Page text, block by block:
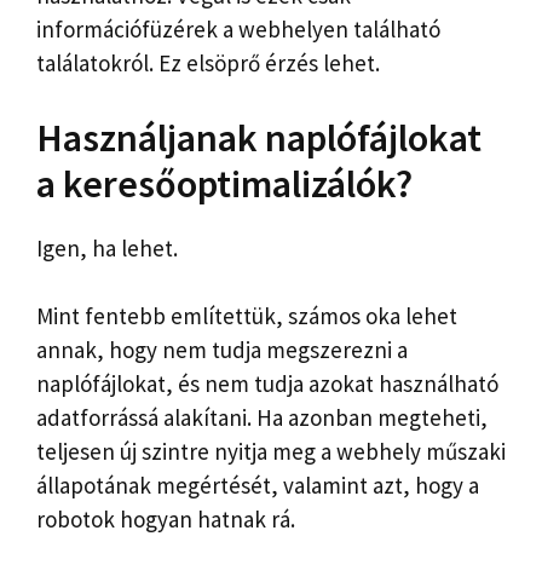
információfüzérek a webhelyen található
találatokról. Ez elsöprő érzés lehet.
Használjanak naplófájlokat
a keresőoptimalizálók?
Igen, ha lehet.
Mint fentebb említettük, számos oka lehet
annak, hogy nem tudja megszerezni a
naplófájlokat, és nem tudja azokat használható
adatforrássá alakítani. Ha azonban megteheti,
teljesen új szintre nyitja meg a webhely műszaki
állapotának megértését, valamint azt, hogy a
robotok hogyan hatnak rá.